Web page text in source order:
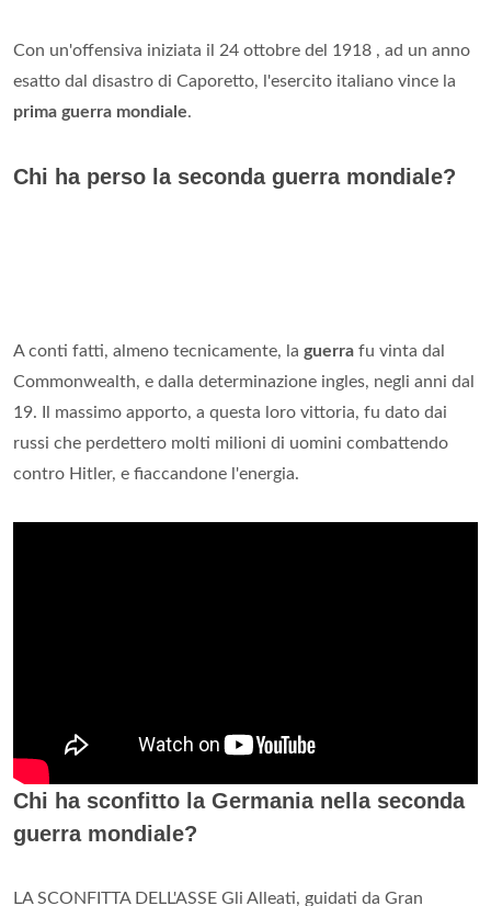
Con un'offensiva iniziata il 24 ottobre del 1918 , ad un anno
esatto dal disastro di Caporetto, l'esercito italiano vince la
prima guerra mondiale.
Chi ha perso la seconda guerra mondiale?
A conti fatti, almeno tecnicamente, la guerra fu vinta dal
Commonwealth, e dalla determinazione ingles, negli anni dal
19. Il massimo apporto, a questa loro vittoria, fu dato dai
russi che perdettero molti milioni di uomini combattendo
contro Hitler, e fiaccandone l'energia.